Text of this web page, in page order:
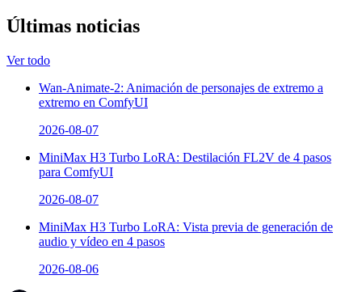
Últimas noticias
Ver todo
Wan-Animate-2: Animación de personajes de extremo a
extremo en ComfyUI
2026-08-07
MiniMax H3 Turbo LoRA: Destilación FL2V de 4 pasos
para ComfyUI
2026-08-07
MiniMax H3 Turbo LoRA: Vista previa de generación de
audio y vídeo en 4 pasos
2026-08-06